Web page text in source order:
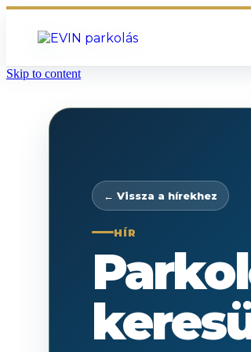
Skip to content
← Vissza a hírekhez
HÍR